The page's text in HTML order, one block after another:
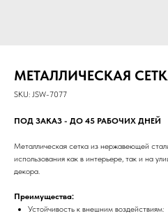
МЕТАЛЛИЧЕСКАЯ
SKU: JSW-7077
ПОД ЗАКАЗ - ДО 45 РАБОЧИХ ДНЕЙ
Металлическая сетка из нержавеющей
использования как в интерьере, так и на
декора.
Преимущества:
Устойчивость к внешним воздействиям: